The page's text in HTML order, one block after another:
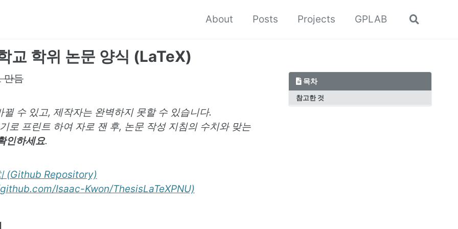
About Posts Projects GPLAB
Toggle
교 학위 논문 양식 (LaTeX)
목차
참고한 것
만듬
뀔 수 있고, 제작자는 완벽하지 못할 수 있습니다.
로 프린트 하여 자로 잰 후, 논문 작성 지침의 수치와 맞는
인하세요.
(Github Repository)
Isaac-Kwon/ThesisLaTeXPNU)